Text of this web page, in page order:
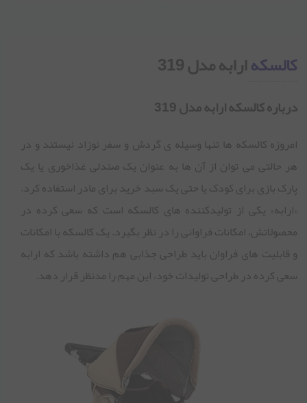
کالسکهارابه مدل 319
درباره کالسکه ارابه مدل 319
امروزه کالسکه ها تنها وسیله ی گردش و سفر نوزاد نیستند و در
هر حالتی می توان از آن ها به عنوان یک صندلی غذاخوری یا یک
پارک بازی برای کودک یا حتی یک سبد خرید برای مادر استفاده کرد.
«ارابه» یکی از تولیدکننده های کالسکه است که سعی کرده در
محصولاتش، امکانات فراوانی را در نظر بگیرد. یک کالسکه با امکانات
و قابلیت های فراوان باید طراحی جذابی هم داشته باشد که ارابه
سعی کرده در طراحی تولیدات خود، این مهم را مدنظر قرار دهد.